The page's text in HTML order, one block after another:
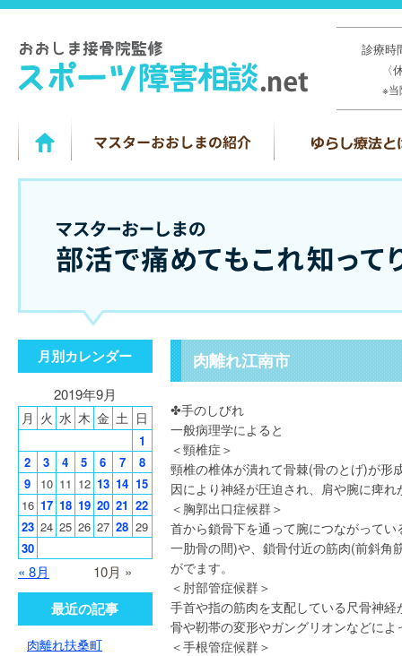
診療
※
肉離れ江南市
✤手のしびれ
一般病理学によると
＜頸椎症＞
頸椎の椎体が潰れて骨棘(骨のとげ)が形
因により神経が圧迫され、肩や腕に痺れ
＜胸郭出口症候群＞
首から鎖骨下を通って腕につながって
一肋骨の間)や、鎖骨付近の筋肉(前斜角
がでます。
＜肘部管症候群＞
手首や指の筋肉を支配している尺骨神
骨や靭帯の変形やガングリオンなどに
＜手根管症候群＞
月別カレンダー
2019年9月
月 火 水 木 金 土 日
« 8月 10月 »
1
2
3 4 5 6 7
8
9
10 11 12 13 14 15
16 17 18 19 20 21 22
23 24 25 26 27 28 29
30
最近の記事
肉離れ扶桑町